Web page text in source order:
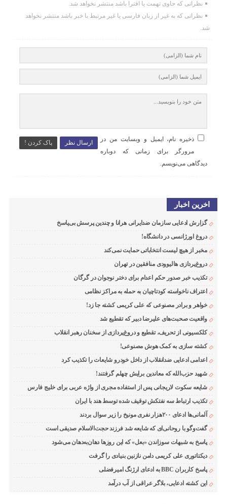
نظراتی که حاوی تهمت یا افترا باشد منتشر نخواهد شد.
نظراتی که به غیر از زبان فارسی یا غیر مرتبط با خبر باشد منتشر نخواهد
شد.
ارسال نظر پاک کردن !
ذخیره نام، ایمیل و وبسایت من در
مرورگر برای زمانی که دوباره
دیدگاهی می‌نویسم.
اخرین اخبار
گزارش ادعایی سازمان ضدایرانی هرانا و چندین پرسش بی‌پاسخ
دروغ اورژانسی در دانشگاه!
مخبر از هیچ لیست انتخاباتی حمایت نمی‌کند
دروغ‌پردازی هالیوودی منافقین در تهران
تکذیب خبر صدور حکم اعدام برای دختر نوجوان در گرگان
اعتراف ناخواسته کودتاچیان به حمله به مراکز نظامی
خواهر و برادر مصنوعی که علی کریمی کشته جا زد!
واقعیت صحبت‌های علیرضا دبیر که تقطیع شد
کلکسیونی از تحریف، تقطیع و دروغ‌پردازی از سخنان رهبر انقلاب
کشته سازی به کمک هوش مصنوعی!
اعدامی ادعایی ضدانقلاب از داخل خودرو شایعات را تکذیب کرد
شهید حزب‌الله که معاندین برایش چهلم گرفتند!
شایعه سکوت لاریجانی پس از استفاده مجری از واژه عربی برای خلیج فارس
تکذیب ارتباط سه نفتکش توقیف شده توسط هند با ایران
آلمانی‌ها ادعای ۲۰۰هزار نفری مونیخ را زیر سوال بردند
گفت‌وگو با روحانی‌ای که شایعه شد فرزند حجت‌الاسلام صدیقی است
پاسخ به شبهات سوزاندن «بعل» که این روزها دهان‌به‌دهان می‌شود
دیکتاتوری علی کریمی دامن نازنین بنیادی را گرفت
پاسخ کاربران BBC به ادعای ارژنگ امیرفضلی
این کشته ادعایی، بلاگر عراقی از آب درآمد